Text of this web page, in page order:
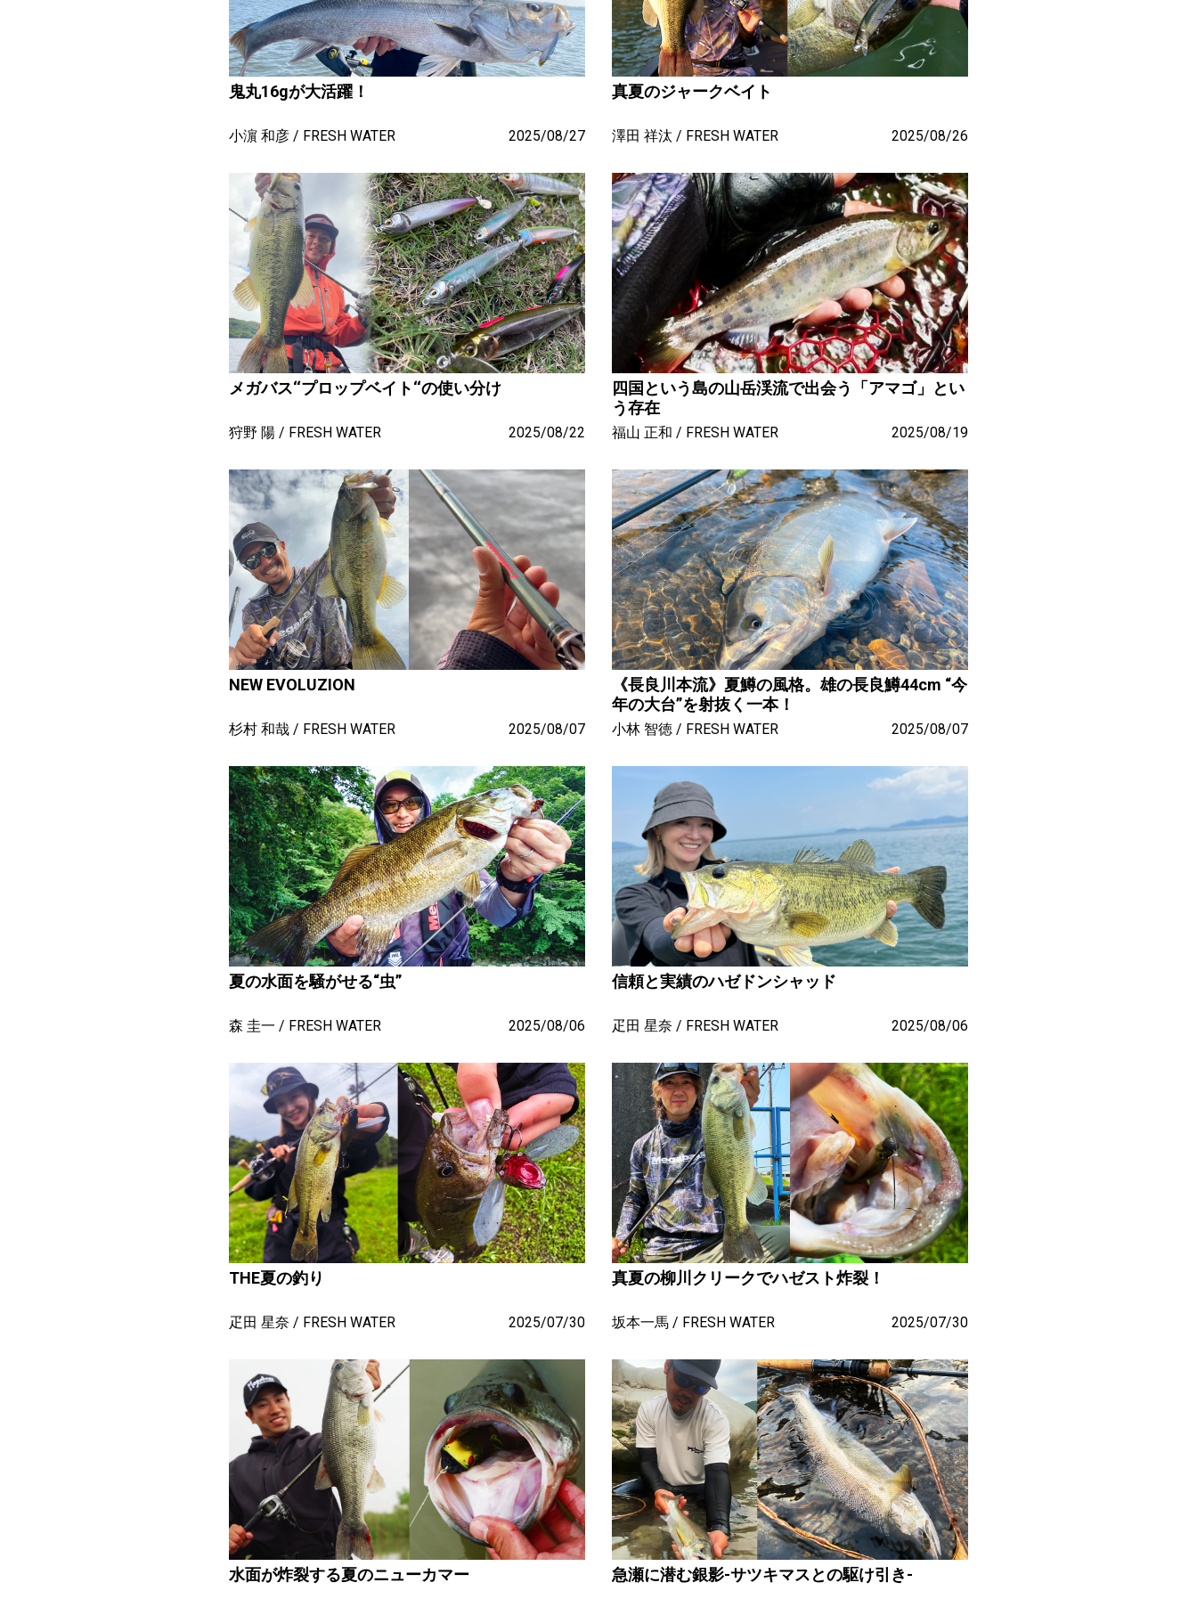
鬼丸16gが大活躍！
小濵 和彦 FRESH WATER 2025/08/27
真夏のジャークベイト
澤田 祥汰 FRESH WATER 2025/08/26
メガバス‘‘プロップベイト‘‘の使い分け
狩野 陽 FRESH WATER 2025/08/22
四国という島の山岳渓流で出会う「アマゴ」とい
う存在
福山 正和 FRESH WATER 2025/08/19
NEW EVOLUZION
杉村 和哉 FRESH WATER 2025/08/07
《長良川本流》夏鱒の風格。雄の長良鱒44cm “今
年の大台”を射抜く一本！
小林 智徳 FRESH WATER 2025/08/07
夏の水面を騒がせる“虫”
森 圭一 FRESH WATER 2025/08/06
信頼と実績のハゼドンシャッド
疋田 星奈 FRESH WATER 2025/08/06
THE夏の釣り
疋田 星奈 FRESH WATER 2025/07/30
真夏の柳川クリークでハゼスト炸裂！
坂本一馬 FRESH WATER 2025/07/30
水面が炸裂する夏のニューカマー 急瀬に潜む銀影-サツキマスとの駆け引き-